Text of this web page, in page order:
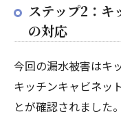
ステップ2：キ
の対応
今回の漏水被害はキ
キッチンキャビネッ
とが確認されました